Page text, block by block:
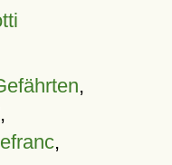
,
,
,